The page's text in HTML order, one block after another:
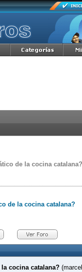
de la cocina catalana?
de la cocina catalana?
cocina catalana?